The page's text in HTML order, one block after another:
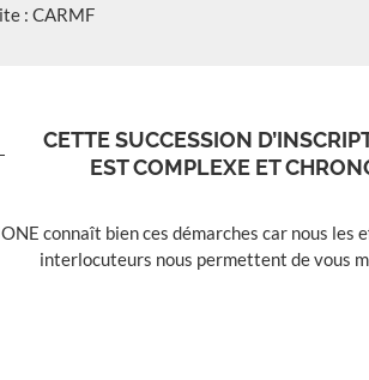
: CARMF
CETTE SUCCESSION
EST COMPLEXE ET
connaît bien ces démarches car nous
interlocuteurs nous permettent de vous